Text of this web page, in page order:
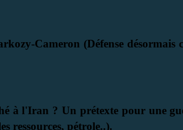
Cameron (Défense
à l'Iran ? Un prétexte pour une
ressources, pétrole..).